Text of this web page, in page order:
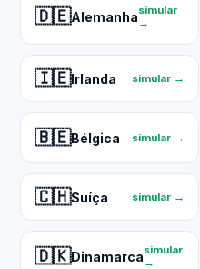
🇩🇪Alemanhasimular
→
🇮🇪Irlanda simular →
🇧🇪Bélgica simular →
🇨🇭Suíça simular →
🇩🇰Dinamarcasimular
→